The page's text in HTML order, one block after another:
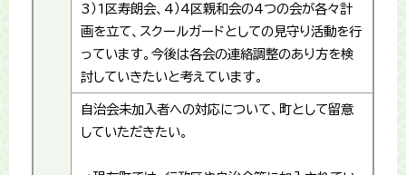
3）1区寿朗会、4）4区親和会の4つの会が各々計
画を立て、スクールガードとしての見守り活動を行
っています。今後は各会の連絡調整のあり方を検
討していきたいと考えています。
自治会未加入者への対応について、町として留意
していただきたい。